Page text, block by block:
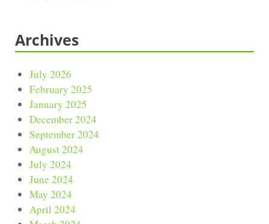
Archives
July 2026
February 2025
January 2025
December 2024
September 2024
August 2024
July 2024
June 2024
May 2024
April 2024